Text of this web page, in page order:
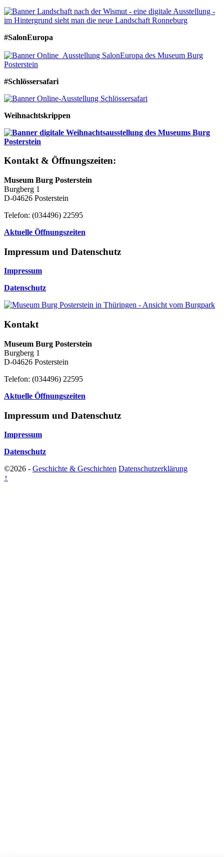
#SalonEuropa
#Schlössersafari
Weihnachtskrippen
Kontakt & Öffnungszeiten:
Museum Burg Posterstein
Burgberg 1
D-04626 Posterstein
Telefon: (034496) 22595
Aktuelle Öffnungszeiten
Impressum und Datenschutz
Impressum
Datenschutz
Kontakt
Museum Burg Posterstein
Burgberg 1
D-04626 Posterstein
Telefon: (034496) 22595
Aktuelle Öffnungszeiten
Impressum und Datenschutz
Impressum
Datenschutz
©2026 - Geschichte & Geschichten Datenschutzerklärung
↑